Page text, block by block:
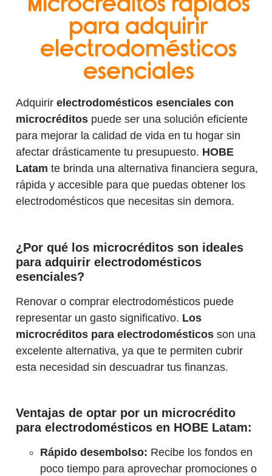
para adquirir
electrodomésticos
esenciales
Adquirirelectrodomésticos esenciales con
microcréditos puede ser una solución eficiente
para mejorar la calidad de vida en tu hogar sin
afectar drásticamente tu presupuesto. HOBE
Latam te brinda una alternativa financiera segura,
rápida y accesible para que puedas obtener los
electrodomésticos que necesitas sin demora.
¿Por qué los microcréditos son ideales
para adquirir electrodomésticos
esenciales?
Renovar o comprar electrodomésticos puede
representar un gasto significativo. Los
microcréditos para electrodomésticos son una
excelente alternativa, ya que te permiten cubrir
esta necesidad sin descuadrar tus finanzas.
Ventajas de optar por un microcrédito
para electrodomésticos en HOBE Latam:
Rápido desembolso: Recibe los fondos en
poco tiempo para aprovechar promociones o